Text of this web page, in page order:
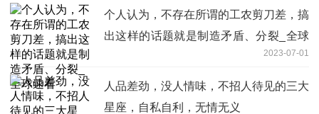
个人认为，不存在所谓的工农剪刀差，搞
出这样的话题就是制造矛盾、分裂_全球
2023-07-01
人品差劲，没人情味，不招人待见的三大
星座，自私自利，无情无义